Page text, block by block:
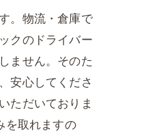
。物流・倉庫で
クのドライバー
ません。そのた
安心してくださ
ただいておりま
を取れますの